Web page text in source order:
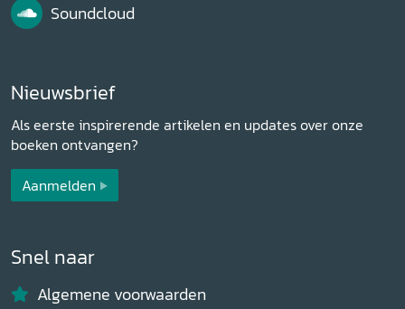
Soundcloud
Nieuwsbrief
Als eerste inspirerende artikelen en updates over onze
boeken ontvangen?
Aanmelden
Snel naar
Algemene voorwaarden